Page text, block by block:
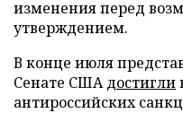
изменения перед
утверждением.
В конце июля
Сенате СШАдостигли
антироссийских